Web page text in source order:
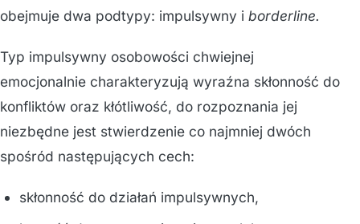
obejmuje dwa podtypy: impulsywny i borderline.
Typ impulsywny osobowości chwiejnej
emocjonalnie charakteryzują wyraźna skłonność do
konfliktów oraz kłótliwość, do rozpoznania jej
niezbędne jest stwierdzenie co najmniej dwóch
spośród następujących cech:
skłonność do działań impulsywnych,